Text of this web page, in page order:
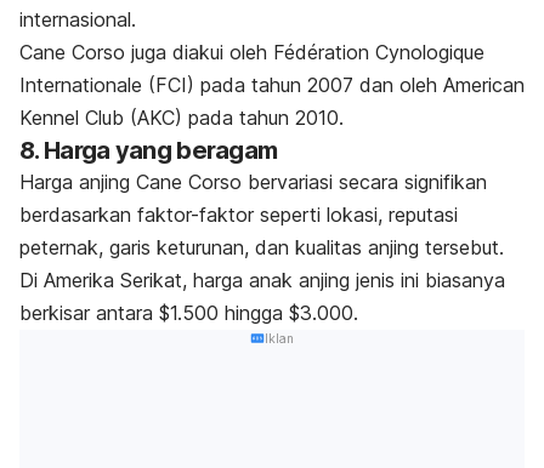
internasional.
Cane Corso juga diakui oleh Fédération Cynologique
Internationale (FCI) pada tahun 2007 dan oleh American
Kennel Club (AKC) pada tahun 2010.
8. Harga yang beragam
Harga anjing Cane Corso bervariasi secara signifikan
berdasarkan faktor-faktor seperti lokasi, reputasi
peternak, garis keturunan, dan kualitas anjing tersebut.
Di Amerika Serikat, harga anak anjing jenis ini biasanya
berkisar antara $1.500 hingga $3.000.
Iklan